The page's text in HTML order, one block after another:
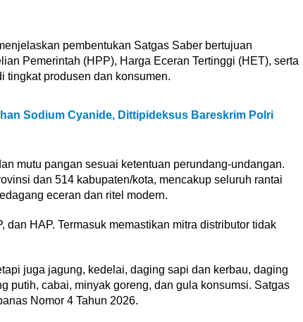
pembentukan Satgas Saber bertujuan
Pemerintah (HPP), Harga Eceran Tertinggi (HET), serta
tingkat produsen dan konsumen.
Sodium Cyanide, Dittipideksus Bareskrim Polri
mutu pangan sesuai ketentuan perundang-undangan.
dan 514 kabupaten/kota, mencakup seluruh rantai
eceran dan ritel modern.
dan HAP. Termasuk memastikan mitra distributor tidak
juga jagung, kedelai, daging sapi dan kerbau, daging
putih, cabai, minyak goreng, dan gula konsumsi. Satgas
Nomor 4 Tahun 2026.